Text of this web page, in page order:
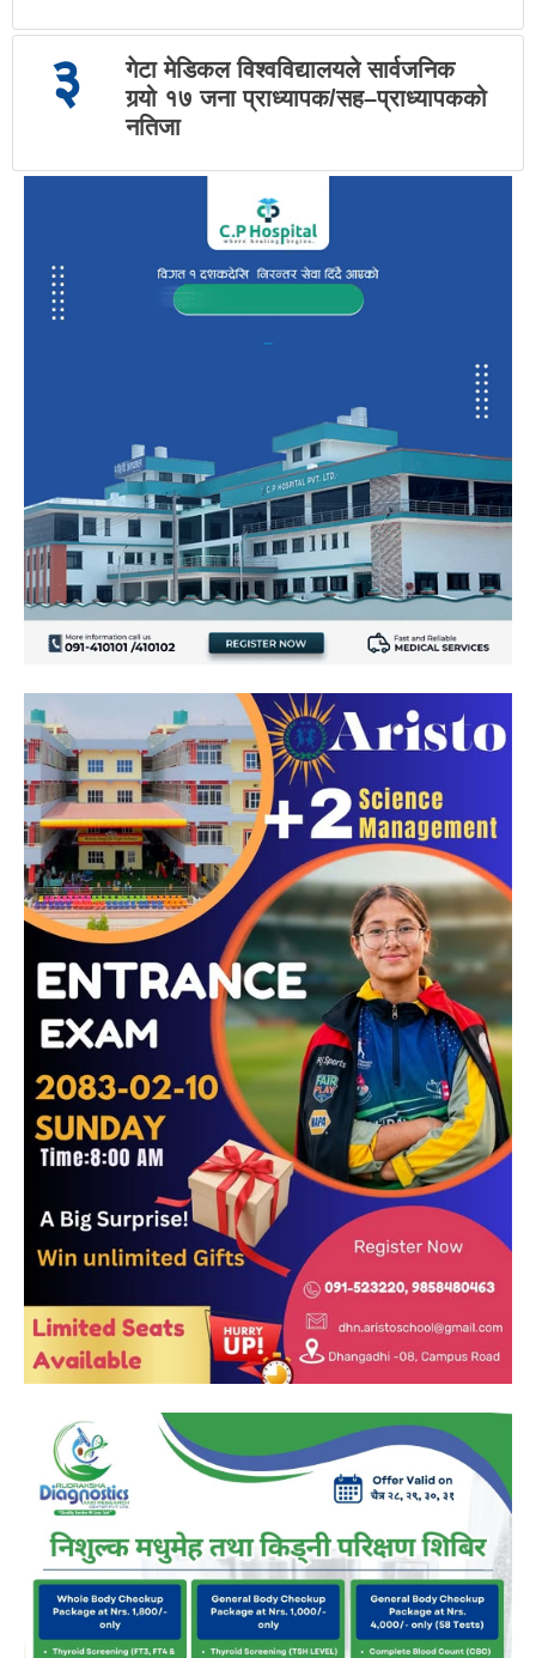
३
गेटा मेडिकल विश्वविद्यालयले सार्वजनिक
गर्‍यो १७ जना प्राध्यापक/सह–प्राध्यापकको
नतिजा